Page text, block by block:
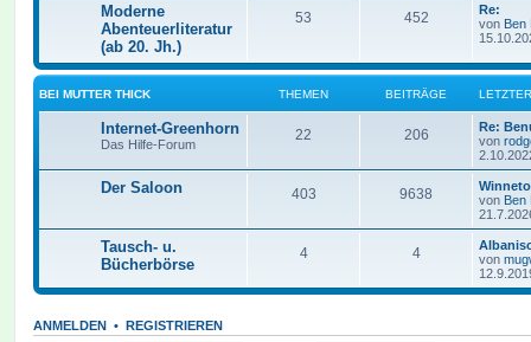
Moderne
Abenteuerliteratur
(ab 20. Jh.)
53 452
Re:
von Ben
BEI MUTTER THICK THEMEN BEITRÄGE
Internet-Greenhorn
Das Hilfe-Forum
22 206
Re:
von
Der Saloon 403 9638
von Ben
Tausch- u.
Bücherbörse
4 4
von
ANMELDEN • REGISTRIEREN